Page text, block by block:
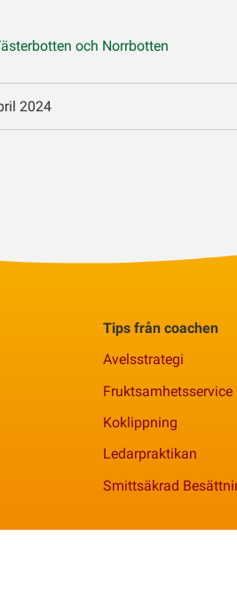
och Norrbotten
2024
Tips från coachen
Avelsstrategi
Fruktsamhetsservice
Koklippning
Ledarpraktikan
Smittsäkrad